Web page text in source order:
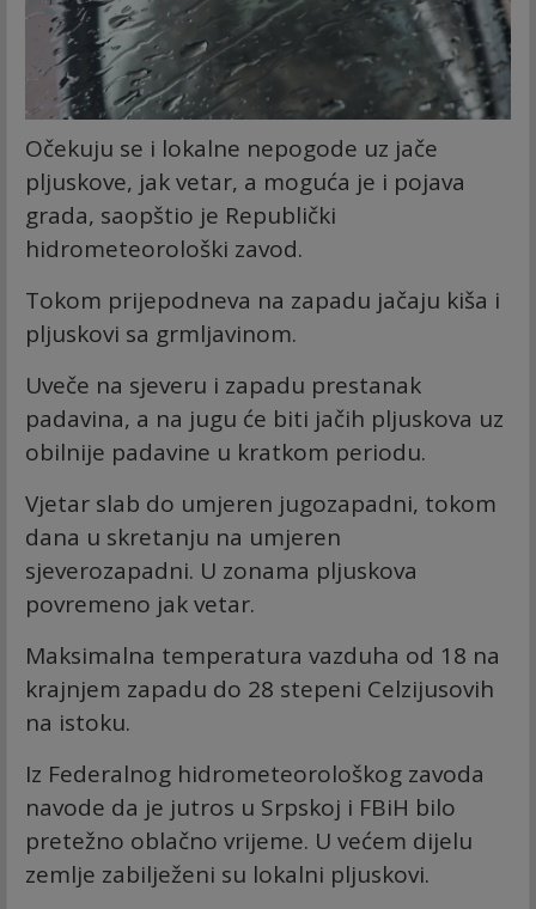
Očekuju se i lokalne nepogode uz jače
pljuskove, jak vetar, a moguća je i pojava
grada, saopštio je Republički
hidrometeorološki zavod.
Tokom prijepodneva na zapadu jačaju kiša i
pljuskovi sa grmljavinom.
Uveče na sjeveru i zapadu prestanak
padavina, a na jugu će biti jačih pljuskova uz
obilnije padavine u kratkom periodu.
Vjetar slab do umjeren jugozapadni, tokom
dana u skretanju na umjeren
sjeverozapadni. U zonama pljuskova
povremeno jak vetar.
Maksimalna temperatura vazduha od 18 na
krajnjem zapadu do 28 stepeni Celzijusovih
na istoku.
Iz Federalnog hidrometeorološkog zavoda
navode da je jutros u Srpskoj i FBiH bilo
pretežno oblačno vrijeme. U većem dijelu
zemlje zabilježeni su lokalni pljuskovi.